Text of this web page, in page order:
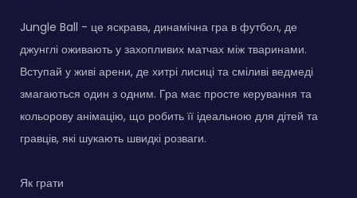
Jungle Ball - це яскрава, динамічна гра в футбол, де
джунглі оживають у захопливих матчах між тваринами.
Вступай у живі арени, де хитрі лисиці та сміливі ведмеді
змагаються один з одним. Гра має просте керування та
кольорову анімацію, що робить її ідеальною для дітей та
гравців, які шукають швидкі розваги.
Як грати